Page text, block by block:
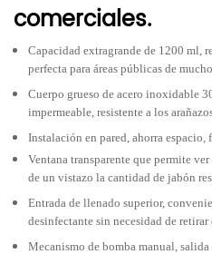
comerciales.
Capacidad extragrande de 1200 ml,
perfecta para áreas públicas de
Cuerpo grueso de acero inoxidable
impermeable, resistente a los
Instalación en pared, ahorra espacio,
Ventana transparente que permite
de un vistazo la cantidad de jabón
Entrada de llenado superior,
desinfectante sin necesidad de
Mecanismo de bomba manual,